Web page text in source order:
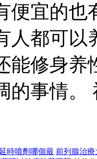
便宜的
人都可以
能修身养
的事情。
時噴劑哪個最 前列腺治療